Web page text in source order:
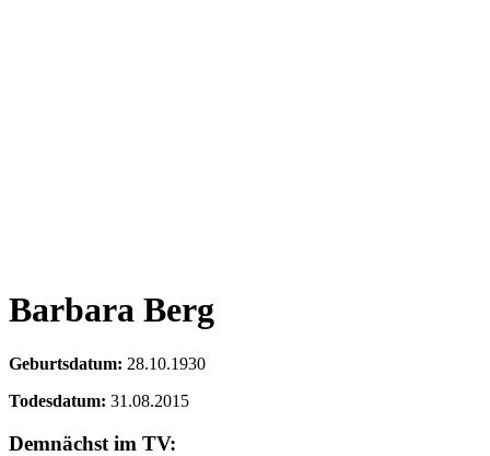
Barbara Berg
Geburtsdatum: 28.10.1930
Todesdatum: 31.08.2015
Demnächst im TV: